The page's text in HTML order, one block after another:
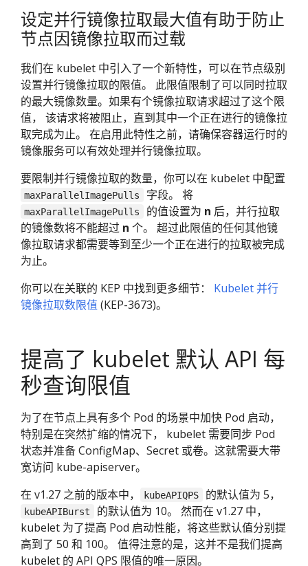
设定并行镜像拉取最大值有助于防止
节点因镜像拉取而过载
我们在 kubelet 中引入了一个新特性，可以在节点级别
设置并行镜像拉取的限值。 此限值限制了可以同时拉取
的最大镜像数量。如果有个镜像拉取请求超过了这个限
值， 该请求将被阻止，直到其中一个正在进行的镜像拉
取完成为止。 在启用此特性之前，请确保容器运行时的
镜像服务可以有效处理并行镜像拉取。
要限制并行镜像拉取的数量，你可以在 kubelet 中配置
maxParallelImagePulls 字段。 将
maxParallelImagePulls 的值设置为 n 后，并行拉取
的镜像数将不能超过 n 个。 超过此限值的任何其他镜
像拉取请求都需要等到至少一个正在进行的拉取被完成
为止。
你可以在关联的 KEP 中找到更多细节： Kubelet 并行
镜像拉取数限值 (KEP-3673)。
提高了 kubelet 默认 API 每
秒查询限值
为了在节点上具有多个 Pod 的场景中加快 Pod 启动，
特别是在突然扩缩的情况下， kubelet 需要同步 Pod
状态并准备 ConfigMap、Secret 或卷。这就需要大带
宽访问 kube-apiserver。
在 v1.27 之前的版本中，
kubeAPIQPS 的默认值为 5，
kubeAPIBurst
的默认值为 10。 然而在 v1.27 中，
kubelet 为了提高 Pod 启动性能，将这些默认值分别提
高到了 50 和 100。 值得注意的是，这并不是我们提高
kubelet 的 API QPS 限值的唯一原因。